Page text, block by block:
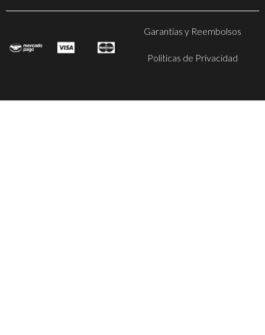
Garantias y Reembolsos
Politicas de Privacidad